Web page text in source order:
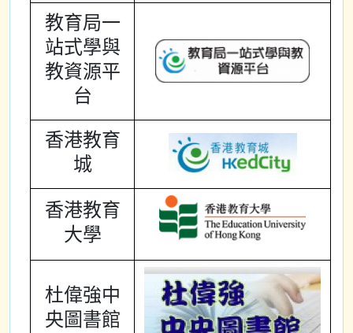
教育局一
站式學與
教資源平
台
香港教育
城
香港教育
大學
杜偉強中
央圖書館